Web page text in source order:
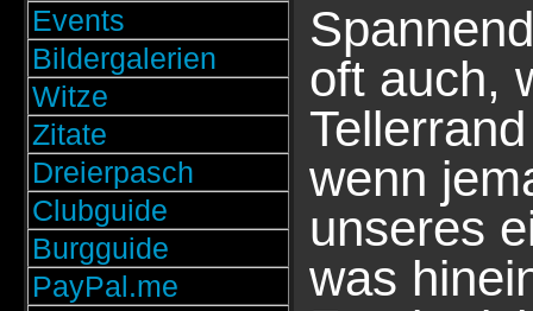
Events
Bildergalerien
Witze
Zitate
Dreierpasch
Clubguide
Burgguide
PayPal.me
oft auch,
wenn
unseres
was